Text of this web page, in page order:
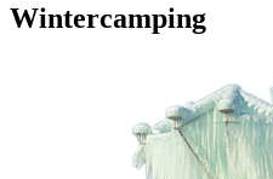
Wintercamping